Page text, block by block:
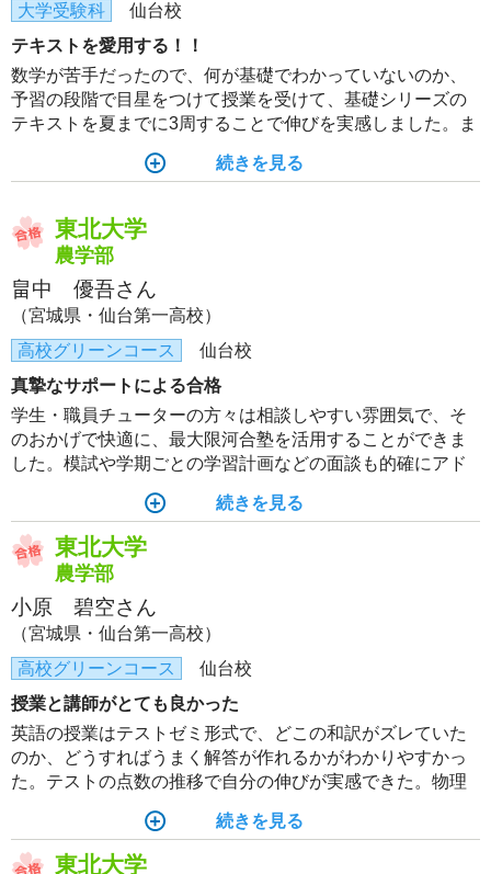
大学受験科
仙台校
テキストを愛用する！！
数学が苦手だったので、何が基礎でわかっていないのか、
予習の段階で目星をつけて授業を受けて、基礎シリーズの
テキストを夏までに3周することで伸びを実感しました。ま
ことで、記述力や考え方を身につけることができました。
続きを見る
東北大学
農学部
畠中 優吾さん
（宮城県・仙台第一高校）
高校グリーンコース
仙台校
真摯なサポートによる合格
学生・職員チューターの方々は相談しやすい雰囲気で、そ
のおかげで快適に、最大限河合塾を活用することができま
した。模試や学期ごとの学習計画などの面談も的確にアド
みました。勉強を進めるためのサポートがあったからこそ
の合格だったと思います。
続きを見る
東北大学
農学部
小原 碧空さん
（宮城県・仙台第一高校）
高校グリーンコース
仙台校
授業と講師がとても良かった
英語の授業はテストゼミ形式で、どこの和訳がズレていた
のか、どうすればうまく解答が作れるかがわかりやすかっ
た。テストの点数の推移で自分の伸びが実感できた。物理
る。講師は、質問に対していつでも簡潔に分かりやすく教
えてくださる。河合塾の講師は全員とても優しいのでわか
続きを見る
東北大学